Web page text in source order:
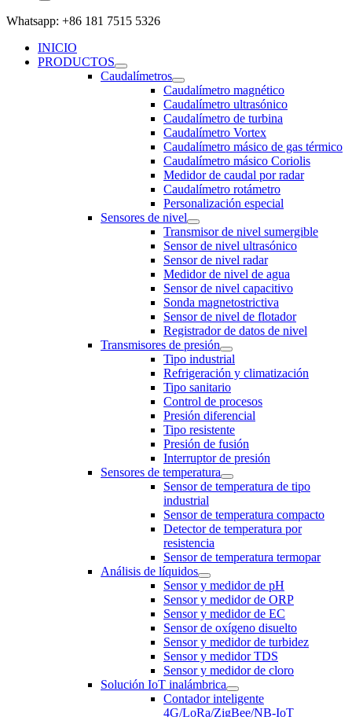
Whatsapp: +86 181 7515 5326
INICIO
PRODUCTOS
Caudalímetros
Caudalímetro magnético
Caudalímetro ultrasónico
Caudalímetro de turbina
Caudalímetro Vortex
Caudalímetro másico de gas térmico
Caudalímetro másico Coriolis
Medidor de caudal por radar
Caudalímetro rotámetro
Personalización especial
Sensores de nivel
Transmisor de nivel sumergible
Sensor de nivel ultrasónico
Sensor de nivel radar
Medidor de nivel de agua
Sensor de nivel capacitivo
Sonda magnetostrictiva
Sensor de nivel de flotador
Registrador de datos de nivel
Transmisores de presión
Tipo industrial
Refrigeración y climatización
Tipo sanitario
Control de procesos
Presión diferencial
Tipo resistente
Presión de fusión
Interruptor de presión
Sensores de temperatura
Sensor de temperatura de tipo
industrial
Sensor de temperatura compacto
Detector de temperatura por
resistencia
Sensor de temperatura termopar
Análisis de líquidos
Sensor y medidor de pH
Sensor y medidor de ORP
Sensor y medidor de EC
Sensor de oxígeno disuelto
Sensor y medidor de turbidez
Sensor y medidor TDS
Sensor y medidor de cloro
Solución IoT inalámbrica
Contador inteligente
4G/LoRa/ZigBee/NB-IoT